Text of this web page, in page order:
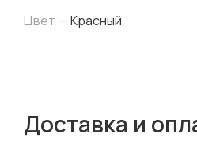
Цвет —Красный
Доставка и